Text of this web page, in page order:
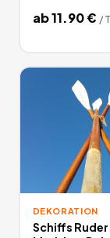
ab11.90€ /
DEKORATION
Schiffs Ruder ,